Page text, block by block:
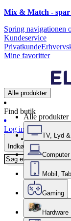
Mix & Match -
Spring navigationen
Kundeservice
Privatkunde
Mine favoritter
Alle produkter
Find butik
Log ind
Indkøbskurv
Alle produkter
TV, Lyd
Mobil,
Gaming
Hardware